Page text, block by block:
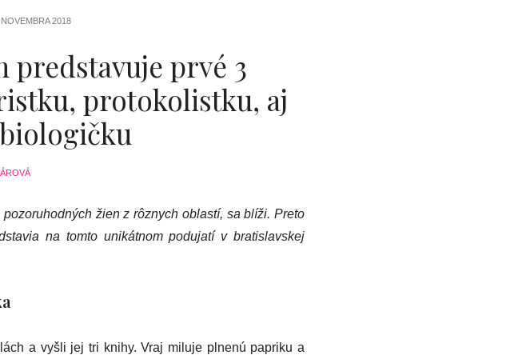
2018
predstavuje prvé 3
protokolistku, aj
žien z rôznych oblastí, sa blíži. Preto
na tomto unikátnom podujatí v bratislavskej
a vyšli jej tri knihy. Vraj miluje plnenú papriku a